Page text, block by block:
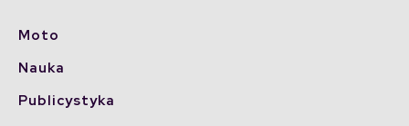
Moto
Nauka
Publicystyka